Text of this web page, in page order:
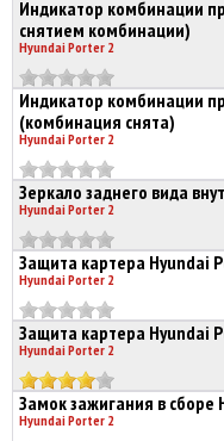
Индикатор комбинации
снятием комбинации)
Hyundai Porter 2
Индикатор комбинации
(комбинация снята)
Hyundai Porter 2
Зеркало заднего вида
Hyundai Porter 2
Защита картера Hyundai
Hyundai Porter 2
Защита картера Hyundai
Hyundai Porter 2
Замок зажигания в сборе
Hyundai Porter 2